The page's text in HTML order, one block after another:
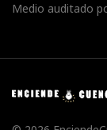
Medio auditado